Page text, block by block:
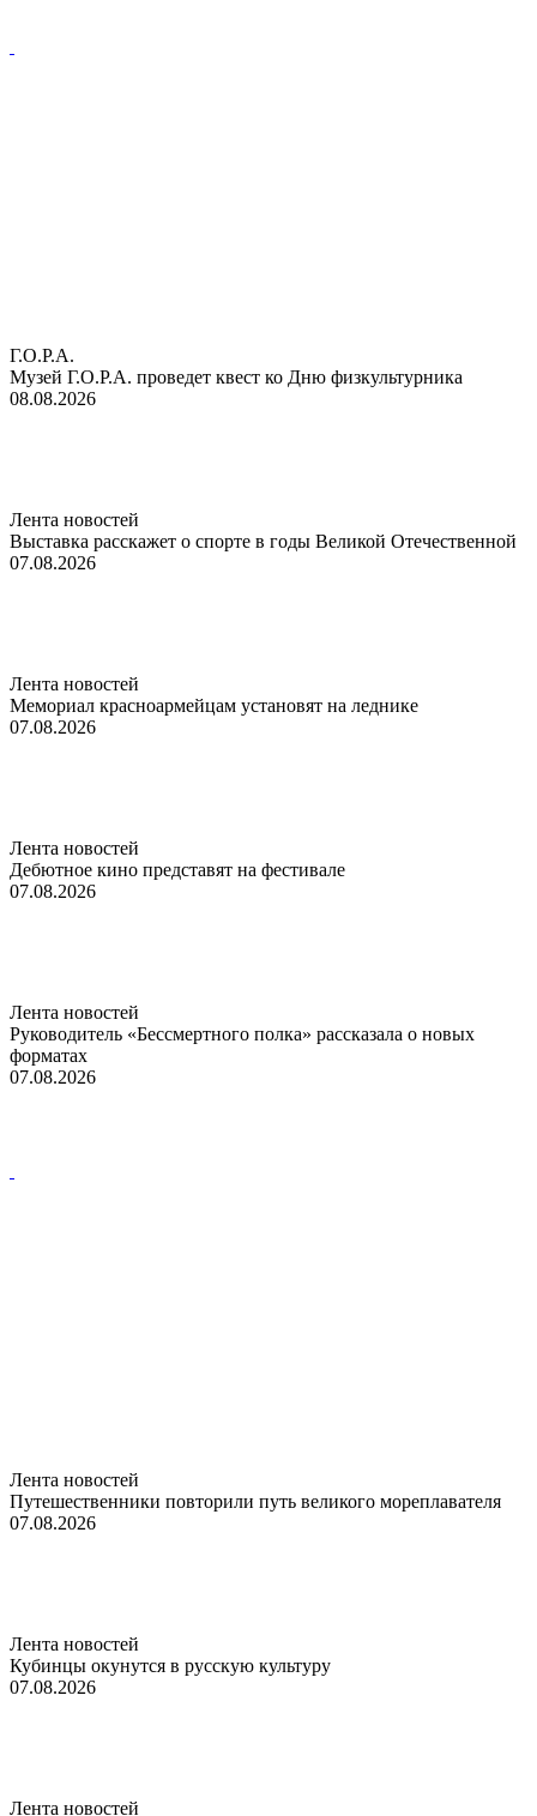
Г.О.Р.А.
Музей Г.О.Р.А. проведет квест ко Дню физкультурника
08.08.2026
Лента новостей
Выставка расскажет о спорте в годы Великой Отечественной
07.08.2026
Лента новостей
Мемориал красноармейцам установят на леднике
07.08.2026
Лента новостей
Дебютное кино представят на фестивале
07.08.2026
Лента новостей
Руководитель «Бессмертного полка» рассказала о новых
форматах
07.08.2026
Лента новостей
Путешественники повторили путь великого мореплавателя
07.08.2026
Лента новостей
Кубинцы окунутся в русскую культуру
07.08.2026
Лента новостей